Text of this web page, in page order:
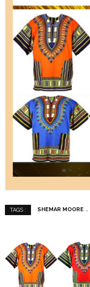
TAGS : SHEMAR MOORE